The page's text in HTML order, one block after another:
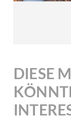
DIESE